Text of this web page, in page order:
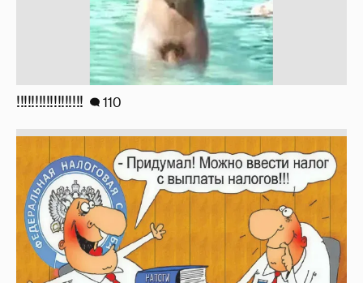
Зачем нам вообще платить налоги? (или:
как работают наши деньги, когда мы
заикаемся о защите прав)